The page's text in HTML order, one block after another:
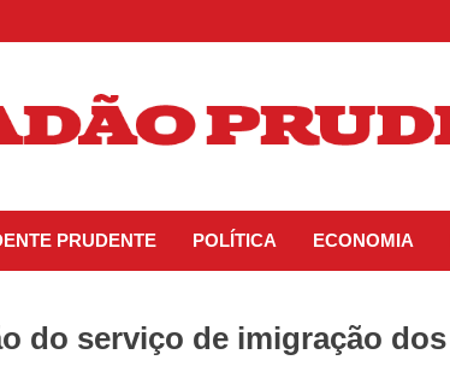
PRUDENTE POLÍTICA ECONOMIA
do serviço de imigração dos